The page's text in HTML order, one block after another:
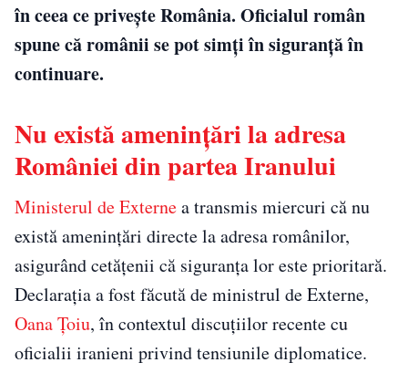
în ceea ce privește România. Oficialul român
spune că românii se pot simți în siguranță în
continuare.
Nu există amenințări la adresa
României din partea Iranului
Ministerul de Externea transmis miercuri că nu
există amenințări directe la adresa românilor,
asigurând cetățenii că siguranța lor este prioritară.
Declarația a fost făcută de ministrul de Externe,
Oana Ţoiu, în contextul discuțiilor recente cu
oficialii iranieni privind tensiunile diplomatice.